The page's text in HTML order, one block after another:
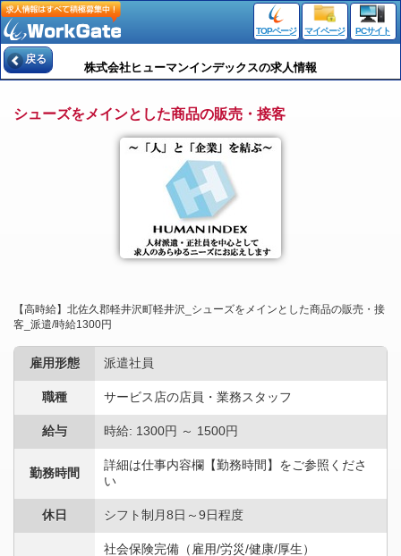
TOPページ マイページ PCサイト
戻る
株式会社ヒューマンインデックスの求人情報
シューズをメインとした商品の販売・接客
【高時給】北佐久郡軽井沢町軽井沢_シューズをメインとした商品の販売・接
客_派遣/時給1300円
雇用形態 派遣社員
職種 サービス店の店員・業務スタッフ
給与 時給: 1300円 ～ 1500円
勤務時間
詳細は仕事内容欄【勤務時間】をご参照くださ
い
休日 シフト制月8日～9日程度
社会保険完備（雇用/労災/健康/厚生）